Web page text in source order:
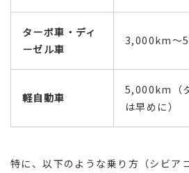
ターボ車・ディ
ーゼル車
3,000km～
軽自動車
5,000km（
は早めに）
特に、以下のような乗り方（シビア